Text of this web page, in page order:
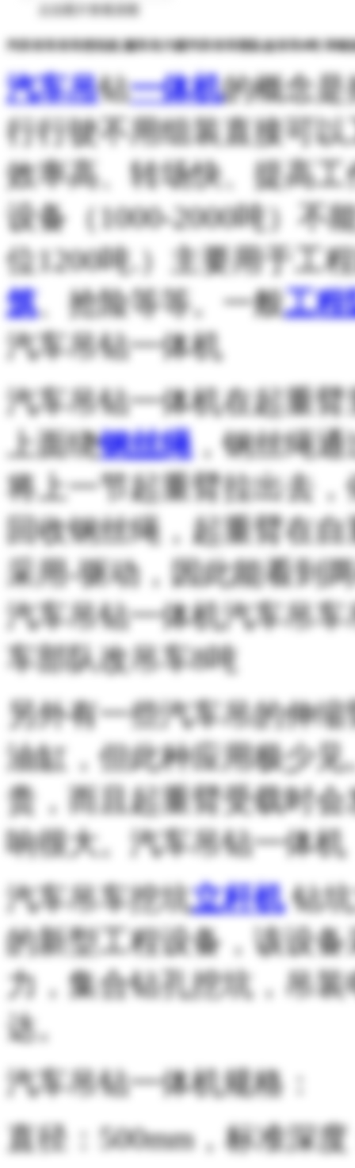
汽车吊车吊车挖坑机 随车吊六驱汽车吊车部队改吊车8吨 详细
汽车吊钻一体机的概念
行行驶不用组装直接可
效率高、转场快、提高
设备（1000-2000吨）不
位1200吨.）主要用于工
筑、抢险等等。一般工程
汽车吊钻一体机
汽车吊钻一体机在起重
上面绕钢丝绳，钢丝绳
将上一节起重臂拉出去
回收钢丝绳，起重臂在
采用-驱动，因此能看到
汽车吊钻一体机汽车吊车
车部队改吊车8吨
另外有一些汽车吊的伸
油缸，但此种应用极少
贵，而且起重臂受载时
响很大。汽车吊钻一体机
汽车吊车挖坑立杆机钻坑
的新型工程设备，该设
力，集合钻孔挖坑，吊
达。
汽车吊钻一体机规格：
直径：500mm，标准深